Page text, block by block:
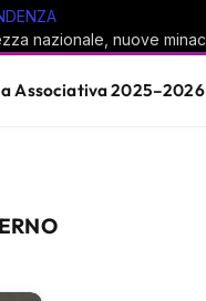
Associativa 2025–2026